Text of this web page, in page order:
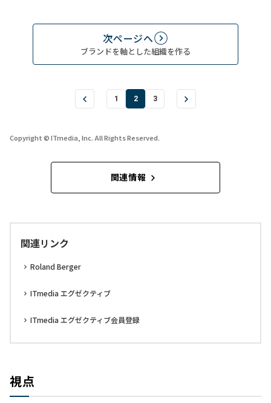
次ページへ
ブランドを軸とした組織を作る
1 2 3
Copyright © ITmedia, Inc. All Rights Reserved.
関連情報
関連リンク
Roland Berger
ITmedia エグゼクティブ
ITmedia エグゼクティブ会員登録
視点